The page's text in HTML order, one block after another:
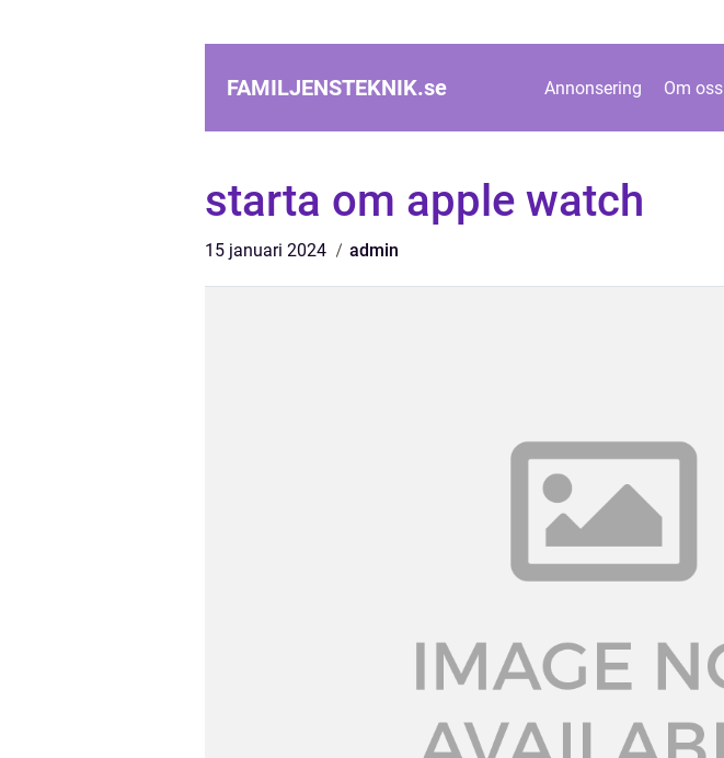
FAMILJENSTEKNIK.se Annonsering Om oss
starta om apple watch
15 januari 2024 admin